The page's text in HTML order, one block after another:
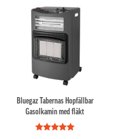
Bluegaz Tabernas Hopfällbar
Gasolkamin med fläkt